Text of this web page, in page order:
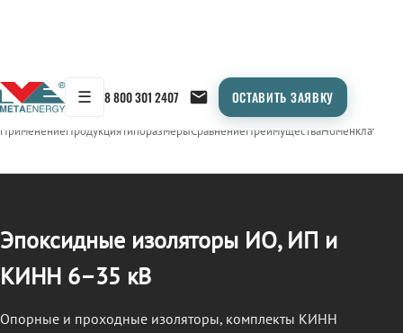
☰ 8 800 301 2407 ОСТАВИТЬ ЗАЯВКУ
← Продукция/ИЗОЛЯТОРЫ ЭПОКСИДНЫЕ (ИО, ИП, КИНН)
ПрименениеПродукцияТипоразмерыСравнениеПреимуществаНоменклатура
Эпоксидные изоляторы ИО, ИП и
КИНН 6–35 кВ
Опорные и проходные изоляторы, комплекты КИНН